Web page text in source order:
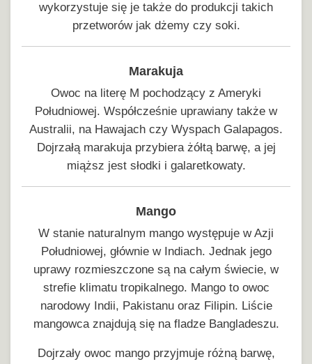
wykorzystuje się je także do produkcji takich
przetworów jak dżemy czy soki.
Marakuja
Owoc na literę M pochodzący z Ameryki
Południowej. Współcześnie uprawiany także w
Australii, na Hawajach czy Wyspach Galapagos.
Dojrzałą marakuja przybiera żółtą barwę, a jej
miąższ jest słodki i galaretkowaty.
Mango
W stanie naturalnym mango występuje w Azji
Południowej, głównie w Indiach. Jednak jego
uprawy rozmieszczone są na całym świecie, w
strefie klimatu tropikalnego. Mango to owoc
narodowy Indii, Pakistanu oraz Filipin. Liście
mangowca znajdują się na fladze Bangladeszu.
Dojrzały owoc mango przyjmuje różną barwę,